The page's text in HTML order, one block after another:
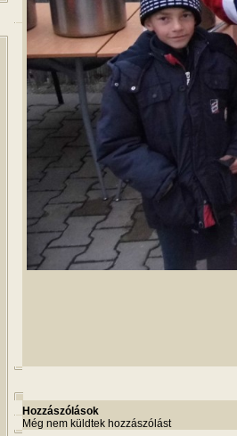
Hozzászólások
Még nem küldtek hozzászólást